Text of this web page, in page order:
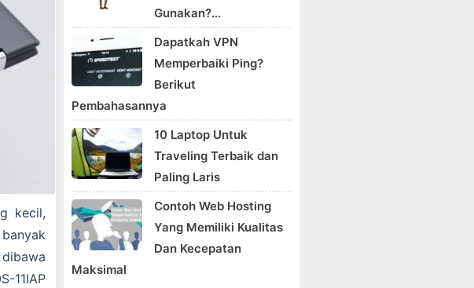
kecil,
11IAP
Gunakan?…
Dapatkah VPN
Memperbaiki Ping?
Berikut
Pembahasannya
10 Laptop Untuk
Traveling Terbaik dan
Paling Laris
Contoh Web Hosting
Yang Memiliki Kualitas
Dan Kecepatan
Maksimal